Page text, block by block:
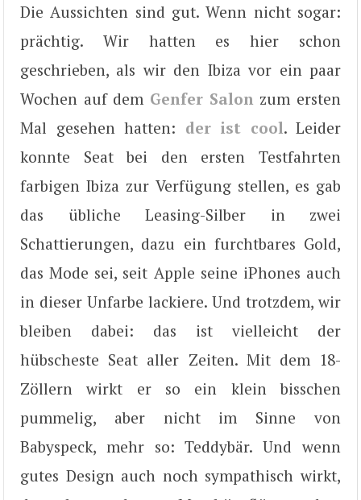
Die Aussichten sind gut. Wenn nicht sogar:
prächtig. Wir hatten es hier schon
geschrieben, als wir den Ibiza vor ein paar
Wochen auf dem Genfer Salon zum ersten
Mal gesehen hatten: der ist cool. Leider
konnte Seat bei den ersten Testfahrten
farbigen Ibiza zur Verfügung stellen, es gab
das übliche Leasing-Silber in zwei
Schattierungen, dazu ein furchtbares Gold,
das Mode sei, seit Apple seine iPhones auch
in dieser Unfarbe lackiere. Und trotzdem, wir
bleiben dabei: das ist vielleicht der
hübscheste Seat aller Zeiten. Mit dem 18-
Zöllern wirkt er so ein klein bisschen
pummelig, aber nicht im Sinne von
Babyspeck, mehr so: Teddybär. Und wenn
gutes Design auch noch sympathisch wirkt,